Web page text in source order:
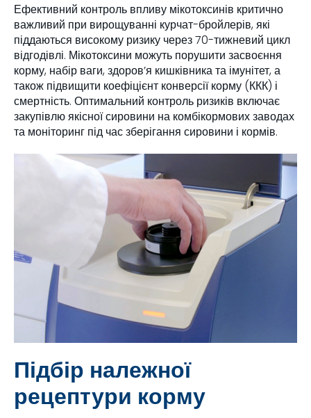
Ефективний контроль впливу мікотоксинів критично
важливий при вирощуванні курчат-бройлерів, які
піддаються високому ризику через 70-тижневий цикл
відгодівлі. Мікотоксини можуть порушити засвоєння
корму, набір ваги, здоров’я кишківника та імунітет, а
також підвищити коефіцієнт конверсії корму (ККК) і
смертність. Оптимальний контроль ризиків включає
закупівлю якісної сировини на комбікормових заводах
та моніторинг під час зберігання сировини і кормів.
Підбір належної
рецептури корму